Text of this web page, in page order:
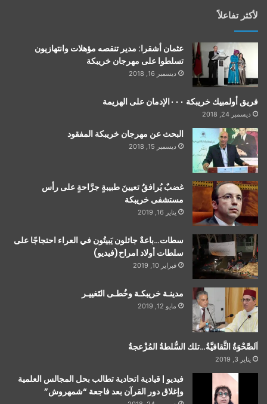
لأكثر تفاعلاً
عثمان أشقرا: مدير تنقصه مؤهلات وانتهازيون
تسلطوا على مهرجان خريبكة
ديسمبر 16, 2018
فريق أولمبيك خريبكة ٠٠٠الإدمان على الهزيمة
ديسمبر 24, 2018
البحث عن مهرجان خريبكة المفقود
ديسمبر 15, 2018
غضبٌ يُرافقُ تعيينَ طبيبةٍ جرَّاحةٍ على رأس
مستشفى خريبكة
يناير 16, 2019
سطات…باعةٌ جائلون يَبيتُون في العراء احتجاجًا على
سلطات أولاد امراح(فيديو)
فبراير 10, 2019
مدينـة خريبكـة وخُطـى التَغييـر
مايو 12, 2019
اَلصَّحْوَةُ الثَّقافيَّةُ…تلك السُّلطةُ المُزْعجةُ
يناير 3, 2019
فيديو | قيادية اتحادية تطالب بحل المجالس العلمية
وإغلاق دور القرآن بعد فاجعة “شمهروش”